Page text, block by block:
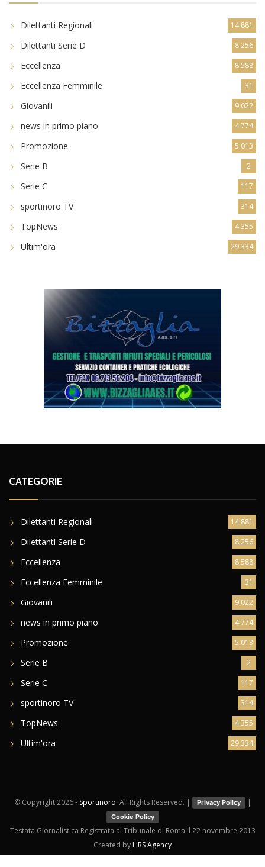
Dilettanti Regionali 14.881
Dilettanti Serie D 8.256
Eccellenza 8.588
Eccellenza Femminile 31
Giovanili 9.022
news in primo piano 4.774
Promozione 5.013
Serie B 2
Serie C 117
sportinoro TV 314
TopNews 4.355
Ultim'ora 29.334
CATEGORIE
Dilettanti Regionali 14.881
Dilettanti Serie D 8.256
Eccellenza 8.588
Eccellenza Femminile 31
Giovanili 9.022
news in primo piano 4.774
Promozione 5.013
Serie B 2
Serie C 117
sportinoro TV 314
TopNews 4.355
Ultim'ora 29.334
© Copyright2026 - Sportinoro. All Rights Reserved. | Privacy Policy |
Cookie Policy
Testata Giornalistica Registrata al Tribunale di Roma il 22 novembre 2013
Created by HRS Agency